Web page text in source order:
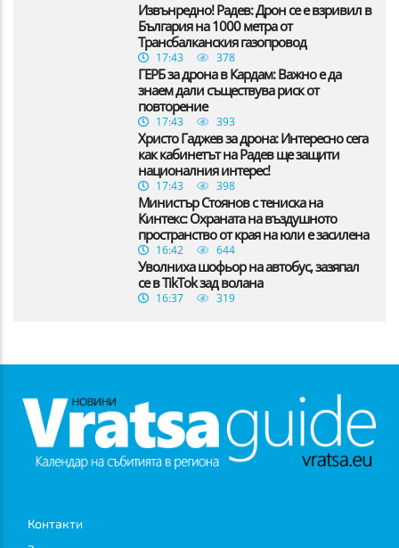
Извънредно! Радев: Дрон се е взривил в
България на 1000 метра от
Трансбалканския газопровод
17:43 378
ГЕРБ за дрона в Кардам: Важно е да
знаем дали съществува риск от
повторение
17:43 393
Христо Гаджев за дрона: Интересно сега
как кабинетът на Радев ще защити
националния интерес!
17:43 398
Министър Стоянов с тениска на
Кинтекс: Охраната на въздушното
пространство от края на юли е засилена
16:42 644
Уволниха шофьор на автобус, зазяпал
се в TikTok зад волана
16:37 319
Контакти